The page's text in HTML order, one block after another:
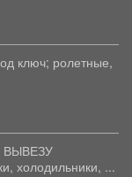
ключ; ролетные,
ВЫВЕЗУ
холодильники, ...